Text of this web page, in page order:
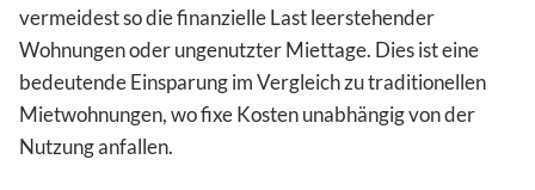
vermeidest so die finanzielle Last leerstehender
Wohnungen oder ungenutzter Miettage. Dies ist eine
bedeutende Einsparung im Vergleich zu traditionellen
Mietwohnungen, wo fixe Kosten unabhängig von der
Nutzung anfallen.